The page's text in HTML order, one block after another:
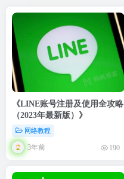
《LINE账号注册及使用全攻略
（2023年最新版）》
网络教程
3年前 190